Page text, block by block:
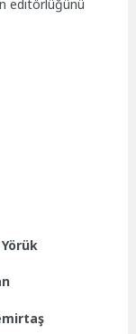
editörlüğünü